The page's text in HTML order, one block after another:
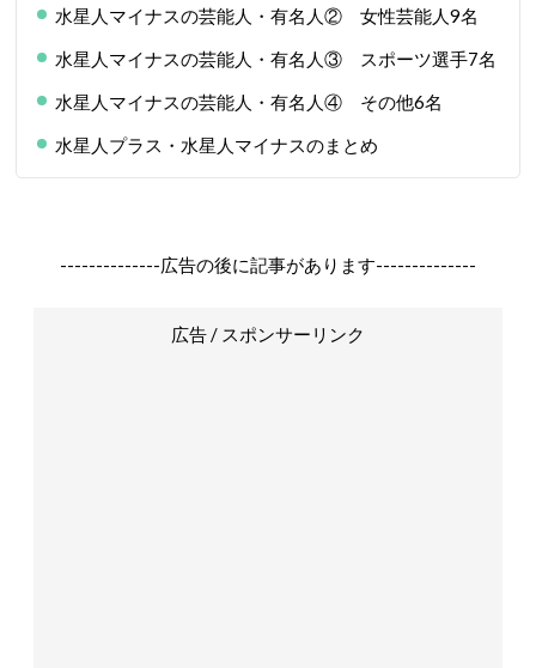
水星人マイナスの芸能人・有名人② 女性芸能人9名
水星人マイナスの芸能人・有名人③ スポーツ選手7名
水星人マイナスの芸能人・有名人④ その他6名
水星人プラス・水星人マイナスのまとめ
--------------広告の後に記事があります--------------
広告 / スポンサーリンク